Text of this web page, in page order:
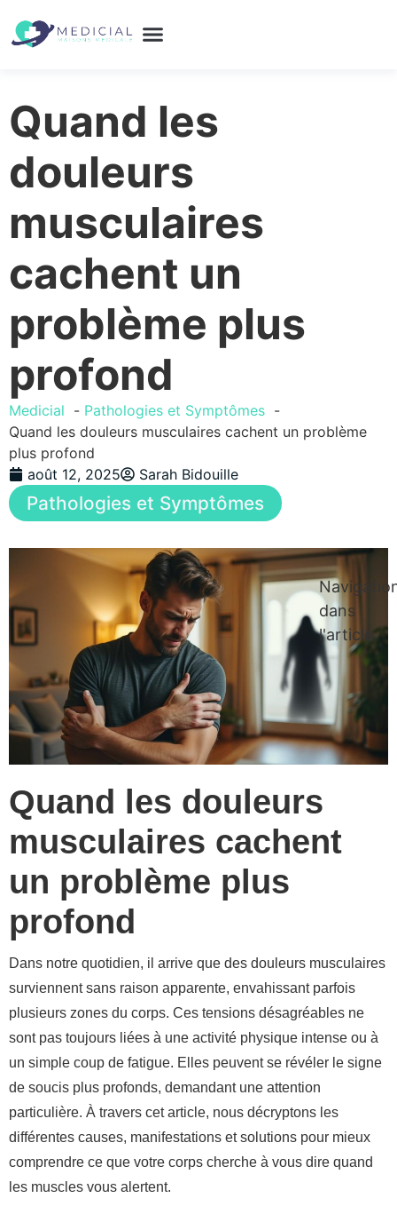
Quand les
douleurs
musculaires
cachent un
problème plus
profond
Medicial
Pathologies et Symptômes
Quand les douleurs musculaires cachent un problème
plus profond
août 12, 2025
Sarah Bidouille
Pathologies et Symptômes
Quand les douleurs
musculaires cachent
un problème plus
profond
Dans notre quotidien, il arrive que des douleurs musculaires
surviennent sans raison apparente, envahissant parfois
plusieurs zones du corps. Ces tensions désagréables ne
sont pas toujours liées à une activité physique intense ou à
un simple coup de fatigue. Elles peuvent se révéler le signe
de soucis plus profonds, demandant une attention
particulière. À travers cet article, nous décryptons les
différentes causes, manifestations et solutions pour mieux
comprendre ce que votre corps cherche à vous dire quand
les muscles vous alertent.
dans
l'article